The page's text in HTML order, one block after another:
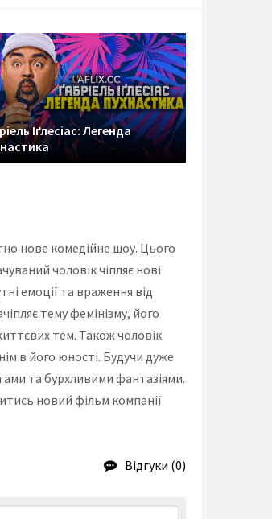
Іґлесіас: Легенда
нове комедійне шоу. Цього
чоловік чіпляє нові
емоції та враження від
тему фемінізму, його
тем. Також чоловік
в його юності. Будучи дуже
та бурхливими фантазіями.
новий фільм компанії
Відгуки (0)